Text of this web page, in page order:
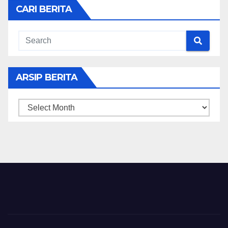
CARI BERITA
ARSIP BERITA
ARSIP